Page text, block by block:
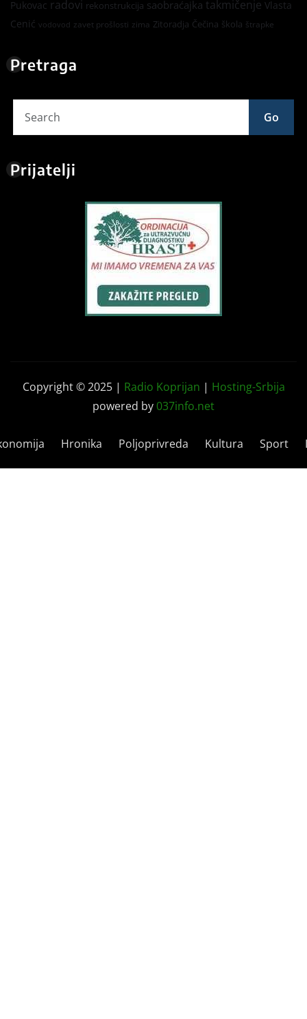
Pukovac radovi rekonstrukcija saobraćajka takmičenje Vlasta
Cenić vodovod zavet prošlosti zima Zitoradja Čečina škola štrapke
Pretraga
Go
Prijatelji
Copyright © 2025 | Radio Koprijan | Hosting-Srbija
powered by 037info.net
Hronika Poljoprivreda Kultura Sport